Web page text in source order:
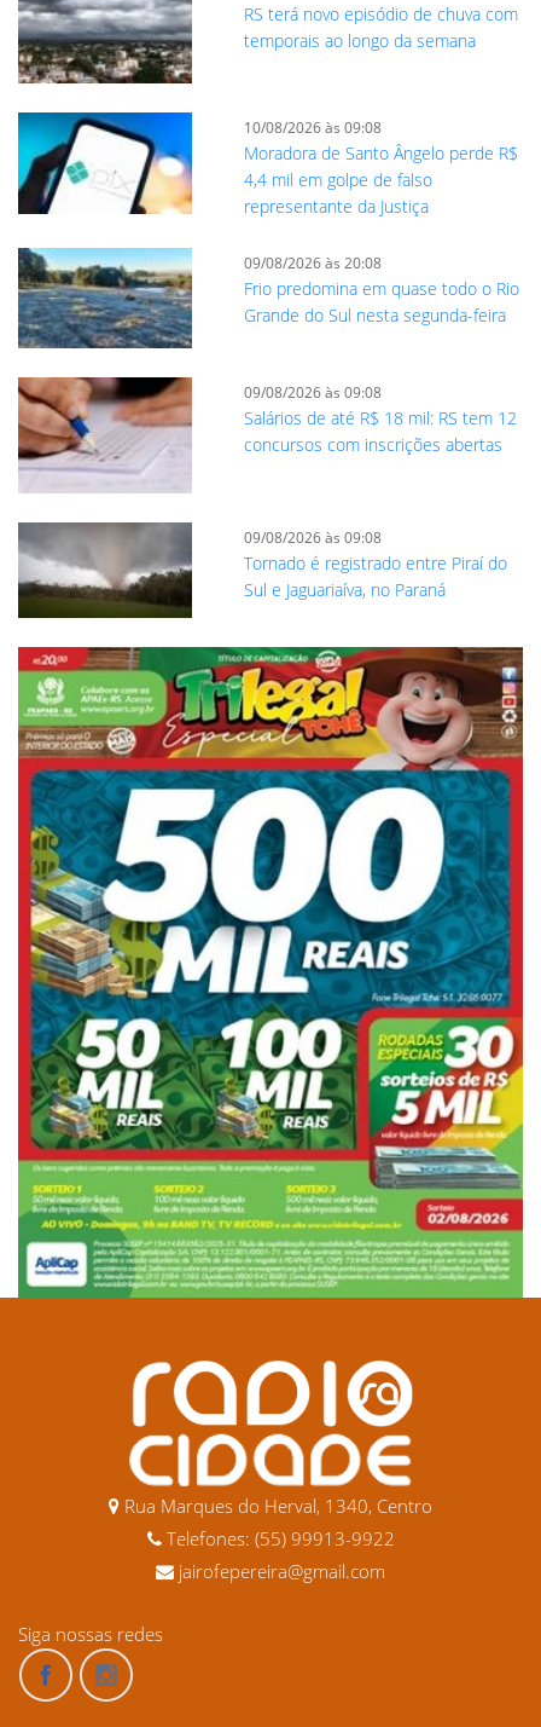
RS terá novo episódio de chuva com
temporais ao longo da semana
10/08/2026 às 09:08
Moradora de Santo Ângelo perde R$
4,4 mil em golpe de falso
representante da Justiça
09/08/2026 às 20:08
Frio predomina em quase todo o Rio
Grande do Sul nesta segunda-feira
09/08/2026 às 09:08
Salários de até R$ 18 mil: RS tem 12
concursos com inscrições abertas
09/08/2026 às 09:08
Tornado é registrado entre Piraí do
Sul e Jaguariaíva, no Paraná
Rua Marques do Herval, 1340, Centro
Telefones: (55) 99913-9922
jairofepereira@gmail.com
Siga nossas redes